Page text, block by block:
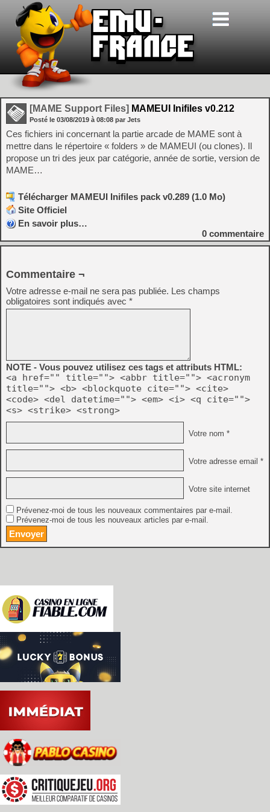
[MAME Support Files] MAMEUI Inifiles v0.212
Posté le 03/08/2019 à 08:08 par Jets
Ces fichiers ini concernant la partie arcade de MAME sont à
mettre dans le répertoire « folders » de MAMEUI (ou clones). Il
propose un tri des jeux par catégorie, année de sortie, version de
MAME…
Télécharger MAMEUI Inifiles pack v0.289 (1.0 Mo)
Site Officiel
En savoir plus…
0 commentaire
Commentaire ¬
Votre adresse e-mail ne sera pas publiée. Les champs
obligatoires sont indiqués avec *
NOTE - Vous pouvez utilisez ces tags et attributs HTML:
<a href="" title=""> <abbr title=""> <acronym
title=""> <b> <blockquote cite=""> <cite>
<code> <del datetime=""> <em> <i> <q cite="">
<s> <strike> <strong>
Votre nom *
Votre adresse email *
Votre site internet
Prévenez-moi de tous les nouveaux commentaires par e-mail.
Prévenez-moi de tous les nouveaux articles par e-mail.